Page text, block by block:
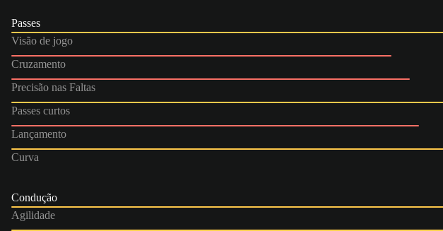
Passes
Visão de jogo
Cruzamento
Precisão nas Faltas
Passes curtos
Lançamento
Curva
Condução
Agilidade